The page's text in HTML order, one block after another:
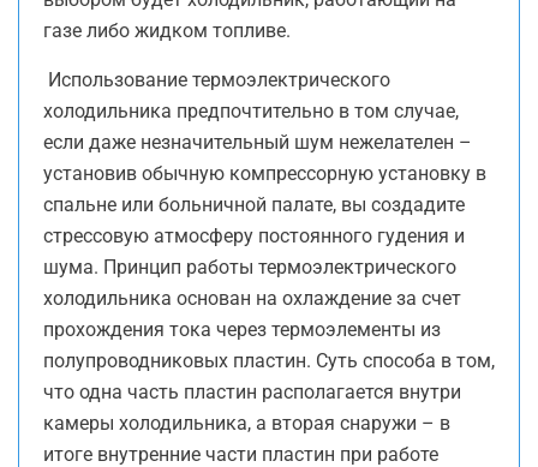
газе либо жидком топливе.
Использование термоэлектрического
холодильника предпочтительно в том случае,
если даже незначительный шум нежелателен –
установив обычную компрессорную установку в
спальне или больничной палате, вы создадите
стрессовую атмосферу постоянного гудения и
шума. Принцип работы термоэлектрического
холодильника основан на охлаждение за счет
прохождения тока через термоэлементы из
полупроводниковых пластин. Суть способа в том,
что одна часть пластин располагается внутри
камеры холодильника, а вторая снаружи – в
итоге внутренние части пластин при работе